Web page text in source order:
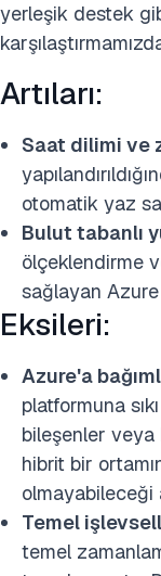
yerleşik destek
Artıları:
Saat dilimi ve
otomatik yaz
Bulut tabanlı
ölçeklendirme
sağlayan Azure
Eksileri:
Azure'a
platformuna
bileşenler
hibrit bir
olmayabileceği
Temel
temel